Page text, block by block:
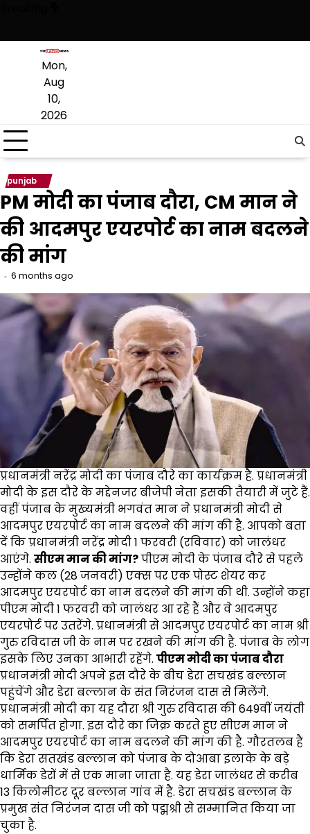
content
Mon,
Aug
10,
2026
punjab
PM मोदी का पंजाब दौरा, CM मान ने
की आदमपुर एयरपोर्ट का नाम बदलने
की मांग
6 months ago
प्रधानमंत्री नरेंद्र मोदी का पंजाब दौरे का कार्यक्रम है. प्रधानमंत्री
मोदी के इस दौरे के मद्देनजर बीजेपी नेता इसकी तैयारी में जुटे हैं.
वहीं पंजाब के मुख्यमंत्री भगवंत मान ने प्रधानमंत्री मोदी से
आदमपुर एयरपोर्ट का नाम बदलने की मांग की है. आपको बता
दें कि प्रधानमंत्री नरेंद्र मोदी 1 फरवरी (रविवार) को जालंधर
आएंगे. सीएम मान की मांग?पीएम मोदी के पंजाब दौरे से पहले
उन्होंने कल (28 जनवरी) एक्स पर एक पोस्ट शेयर कर
आदमपुर एयरपोर्ट का नाम बदलने की मांग की थी. उन्होंने कहा
पीएम मोदी 1 फरवरी को जालंधर आ रहे हैं और वे आदमपुर
एयरपोर्ट पर उतरेंगे. प्रधानमंत्री से आदमपुर एयरपोर्ट का नाम श्री
गुरु रविदास जी के नाम पर रखने की मांग की है. पंजाब के लोग
इसके लिए उनका आभारी रहेंगे. पीएम मोदी का पंजाब दौरा
प्रधानमंत्री मोदी अपने इस दौरे के बीच डेरा सचखंड बल्लान
पहुंचेंगे और डेरा बल्लान के संत निरंजन दास से मिलेंगे.
प्रधानमंत्री मोदी का यह दौरा श्री गुरु रविदास की 649वीं जयंती
को समर्पित होगा. इस दौरे का जिक्र करते हुए सीएम मान ने
आदमपुर एयरपोर्ट का नाम बदलने की मांग की है. गौरतलब है
कि डेरा सतखंड बल्लान को पंजाब के दोआबा इलाके के बड़े
धार्मिक डेरों में से एक माना जाता है. यह डेरा जालंधर से करीब
13 किलोमीटर दूर बल्लान गांव में है. डेरा सचखंड बल्लान के
प्रमुख संत निरंजन दास जी को पद्मश्री से सम्मानित किया जा
चुका है.